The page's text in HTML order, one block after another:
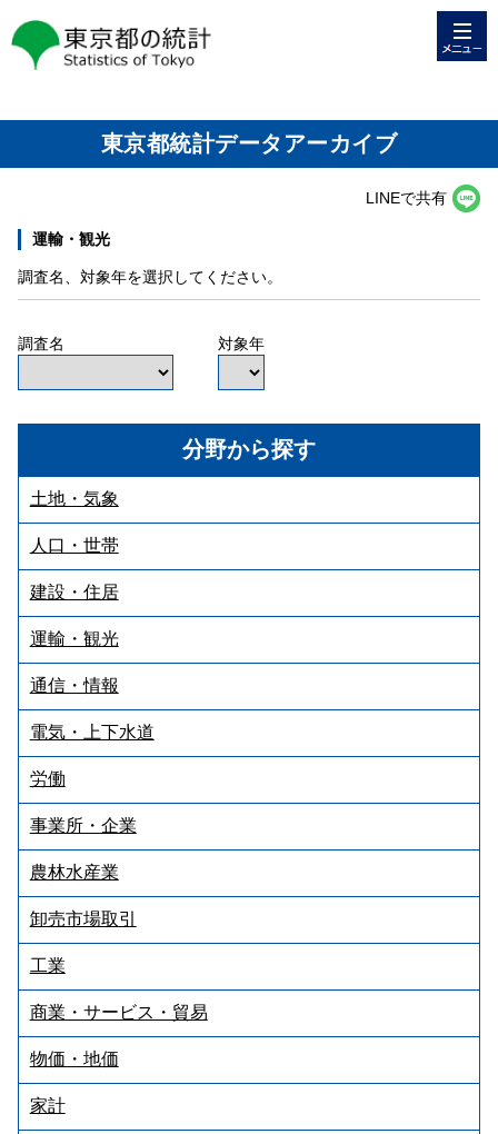
東京都の統計
東京都統計データアーカイブ
LINEで共有
分野から探す
土地・気象
人口・世帯
建設・住居
運輸・観光
通信・情報
電気・上下水道
労働
事業所・企業
農林水産業
卸売市場取引
工業
商業・サービス・貿易
物価・地価
家計
運輸・観光
調査名、対象年を選択してください。
調査名 対象年